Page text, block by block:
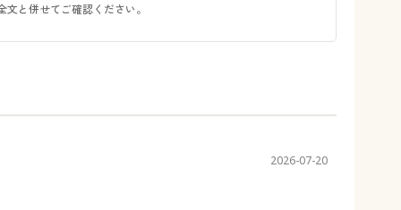
と併せてご確認ください。
2026-07-20